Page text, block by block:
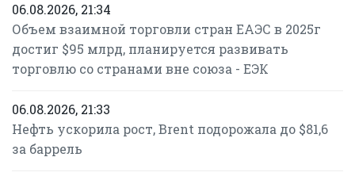
06.08.2026, 21:34
Объем взаимной торговли стран ЕАЭС в 2025г
достиг $95 млрд, планируется развивать
торговлю со странами вне союза - ЕЭК
06.08.2026, 21:33
Нефть ускорила рост, Brent подорожала до $81,6
за баррель